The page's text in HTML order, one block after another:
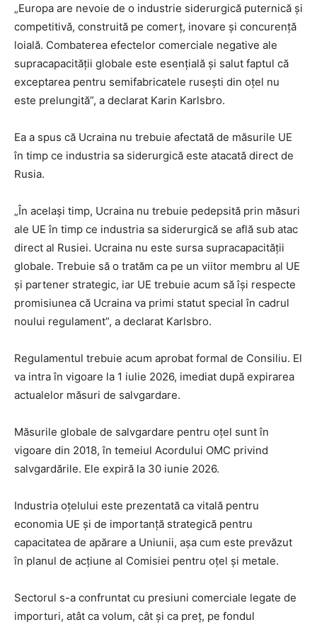
„Europa are nevoie de o industrie siderurgică puternică și
competitivă, construită pe comerț, inovare și concurență
loială. Combaterea efectelor comerciale negative ale
supracapacității globale este esențială și salut faptul că
exceptarea pentru semifabricatele rusești din oțel nu
este prelungită”, a declarat Karin Karlsbro.
Ea a spus că Ucraina nu trebuie afectată de măsurile UE
în timp ce industria sa siderurgică este atacată direct de
Rusia.
„În același timp, Ucraina nu trebuie pedepsită prin măsuri
ale UE în timp ce industria sa siderurgică se află sub atac
direct al Rusiei. Ucraina nu este sursa supracapacității
globale. Trebuie să o tratăm ca pe un viitor membru al UE
și partener strategic, iar UE trebuie acum să își respecte
promisiunea că Ucraina va primi statut special în cadrul
noului regulament”, a declarat Karlsbro.
Regulamentul trebuie acum aprobat formal de Consiliu. El
va intra în vigoare la 1 iulie 2026, imediat după expirarea
actualelor măsuri de salvgardare.
Măsurile globale de salvgardare pentru oțel sunt în
vigoare din 2018, în temeiul Acordului OMC privind
salvgardările. Ele expiră la 30 iunie 2026.
Industria oțelului este prezentată ca vitală pentru
economia UE și de importanță strategică pentru
capacitatea de apărare a Uniunii, așa cum este prevăzut
în planul de acțiune al Comisiei pentru oțel și metale.
Sectorul s-a confruntat cu presiuni comerciale legate de
importuri, atât ca volum, cât și ca preț, pe fondul